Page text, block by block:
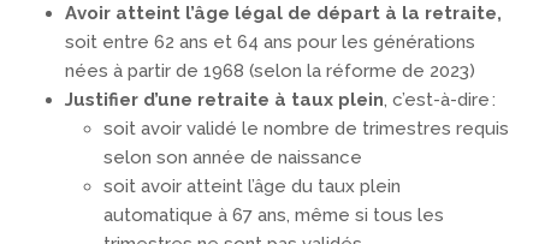
Avoir atteint l’âge légal de départ à la retraite,
soit entre 62 ans et 64 ans pour les générations
nées à partir de 1968 (selon la réforme de 2023)
Justifier d’une retraite à taux plein, c’est-à-dire :
soit avoir validé le nombre de trimestres requis
selon son année de naissance
soit avoir atteint l’âge du taux plein
automatique à 67 ans, même si tous les